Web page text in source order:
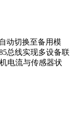
动切换至备用模
总线实现多设备联
电流与传感器状